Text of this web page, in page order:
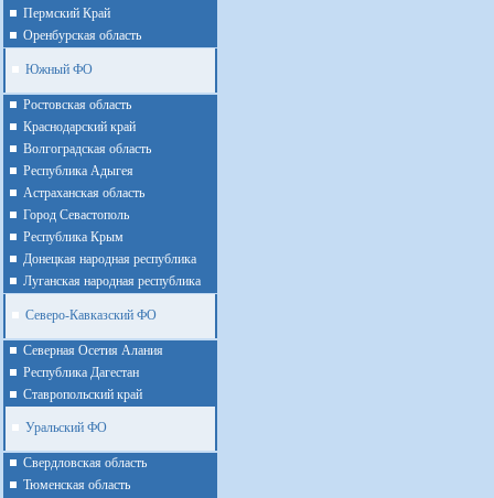
Пермский Край
Оренбурская область
Южный ФО
Ростовская область
Краснодарский край
Волгоградская область
Республика Адыгея
Астраханская область
Город Севастополь
Республика Крым
Донецкая народная республика
Луганская народная республика
Северо-Кавказский ФО
Северная Осетия Алания
Республика Дагестан
Ставропольский край
Уральский ФО
Cвердловская область
Тюменская область